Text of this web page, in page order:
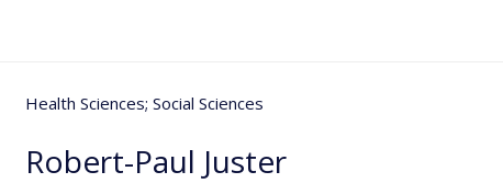
Health Sciences; Social Sciences
Robert-Paul Juster